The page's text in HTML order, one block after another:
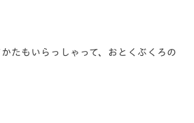
たもいらっしゃって、おとくぶくろの